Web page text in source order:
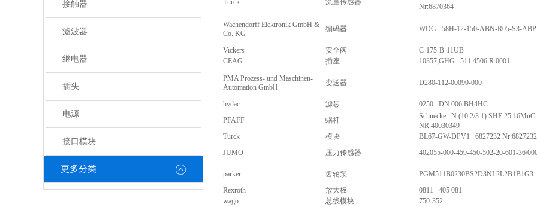
接触器
滤波器
继电器
插头
电源
接口模块
更多分类
Turck
流量传感器
Nr:6870364
Wachendorff Elektronik GmbH &
Co. KG
编码器 WDG 58H-12-150-ABN-R05-S3-ABP
Vickers 安全阀
C-175-B-11UB
CEAG
插座 10357;GHG 511 4506 R 0001
PMA Prozess- und Maschinen-
Automation GmbH
变送器 D280-112-00090-000
hydac 滤芯
0250 DN 006 BH4HC
PFAFF
蜗杆
Schnecke N (10 2/3:1) SHE 25
NR.40030349
Turck
模块
BL67-GW-DPV1 6827232 Nr:6827232
JUMO
压力传感器 402055-000-459-450-502-20-601-36/
parker 齿轮泵
PGM511B0230BS2D3NL2L2B1B1G3
Rexroth
放大板
0811 405 081
wago
总线模块
750-352